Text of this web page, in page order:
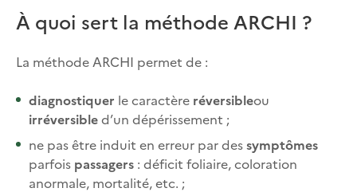
À quoi sert la méthode ARCHI ?
La méthode ARCHI permet de :
diagnostiquer le caractère réversibleou
irréversibled’un dépérissement ;
ne pas être induit en erreur par dessymptômes
parfois passagers : déficit foliaire, coloration
anormale, mortalité, etc. ;